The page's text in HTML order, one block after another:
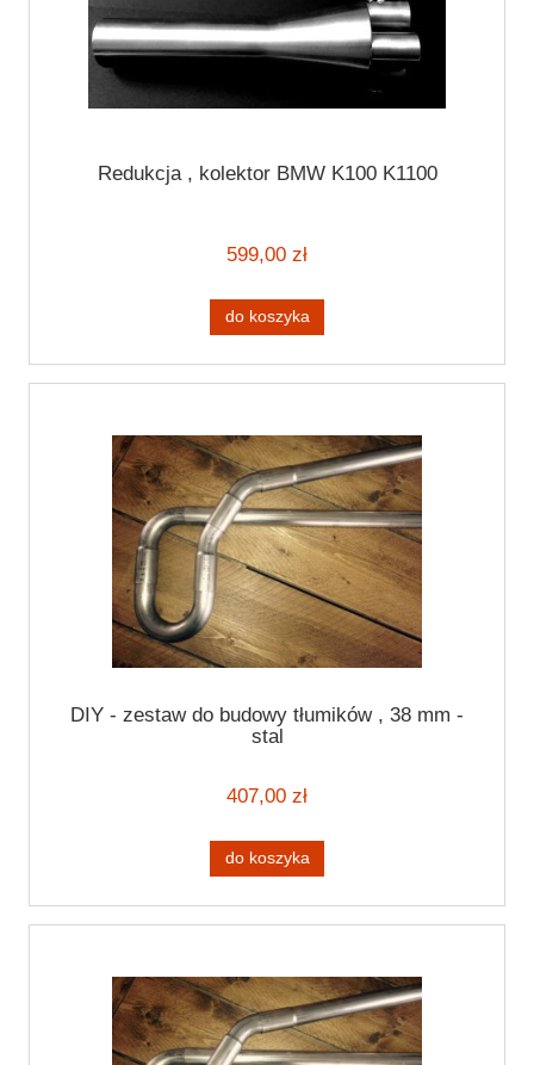
Redukcja , kolektor BMW K100 K1100
599,00 zł
do koszyka
DIY - zestaw do budowy tłumików , 38 mm -
stal
407,00 zł
do koszyka